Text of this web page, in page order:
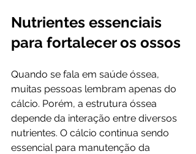
Nutrientes essenciais
para fortalecer os ossos
Quando se fala em saúde óssea,
muitas pessoas lembram apenas do
cálcio. Porém, a estrutura óssea
depende da interação entre diversos
nutrientes. O cálcio continua sendo
essencial para manutenção da